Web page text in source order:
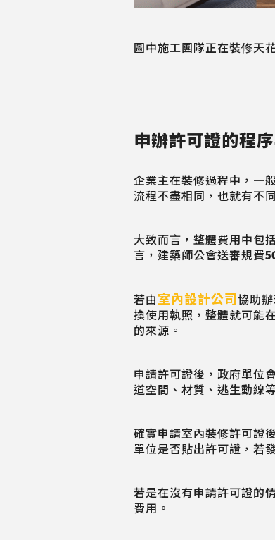
圖中施工團隊正在裝修
申辦許可證的程
企業主在裝修過程中，一
流程不盡相同，也就有不
大致而言，整體費用中包
言，建築師公會送審規費
若由室內設計公司 協助
換使用執照，整體就可能
的來源。
申請許可證後，政府單位
道空間、材質、逃生動線
確實申請室內裝修許可證
單位是否貼出許可證，若
若是在沒有申請許可證的
費用。